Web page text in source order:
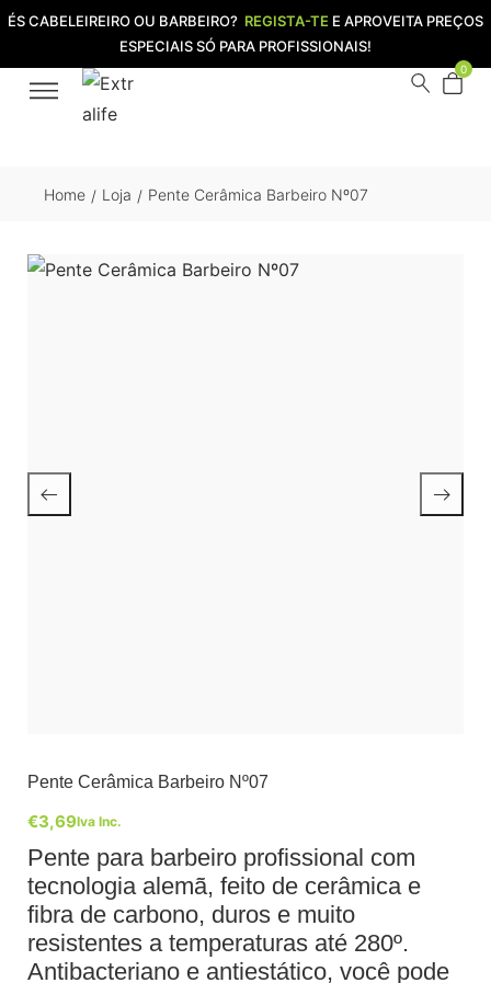
ÉS CABELEIREIRO OU BARBEIRO? REGISTA-TE E APROVEITA PREÇOS
ESPECIAIS SÓ PARA PROFISSIONAIS!
0
Home / Loja / Pente Cerâmica Barbeiro Nº07
Pente Cerâmica Barbeiro Nº07
€3,69Iva Inc.
Pente para barbeiro profissional com
tecnologia alemã, feito de cerâmica e
fibra de carbono, duros e muito
resistentes a temperaturas até 280º.
Antibacteriano e antiestático, você pode